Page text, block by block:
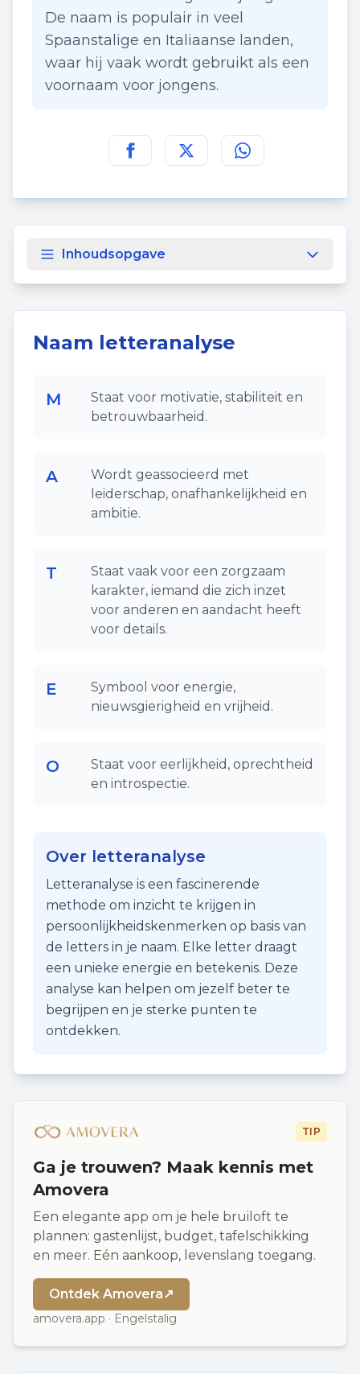
De naam is populair in veel
Spaanstalige en Italiaanse landen,
waar hij vaak wordt gebruikt als een
voornaam voor jongens.
Deel deze pagina op
Deel deze pagina op
Deel deze pagina
Inhoudsopgave
Naam letteranalyse
M
Staat voor motivatie, stabiliteit en
betrouwbaarheid.
A
Wordt geassocieerd met
leiderschap, onafhankelijkheid en
ambitie.
T
Staat vaak voor een zorgzaam
karakter, iemand die zich inzet
voor anderen en aandacht heeft
voor details.
E
Symbool voor energie,
nieuwsgierigheid en vrijheid.
O
Staat voor eerlijkheid, oprechtheid
en introspectie.
Over letteranalyse
Letteranalyse is een fascinerende
methode om inzicht te krijgen in
persoonlijkheidskenmerken op basis van
de letters in je naam. Elke letter draagt
een unieke energie en betekenis. Deze
analyse kan helpen om jezelf beter te
begrijpen en je sterke punten te
ontdekken.
TIP
Ga je trouwen? Maak kennis met
Amovera
Een elegante app om je hele bruiloft te
plannen: gastenlijst, budget, tafelschikking
en meer. Eén aankoop, levenslang toegang.
Ontdek Amovera↗
amovera.app · Engelstalig